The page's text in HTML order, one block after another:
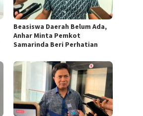
Beasiswa Daerah Belum Ada,
Anhar Minta Pemkot
Samarinda Beri Perhatian